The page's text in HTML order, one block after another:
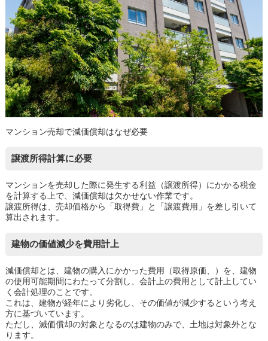
マンション売却で減価償却はなぜ必要
譲渡所得計算に必要
マンションを売却した際に発生する利益（譲渡所得）にかかる税金
を計算する上で、減価償却は欠かせない作業です。
譲渡所得は、売却価格から「取得費」と「譲渡費用」を差し引いて
算出されます。
建物の価値減少を費用計上
減価償却とは、建物の購入にかかった費用（取得原価、）を、建物
の使用可能期間にわたって分割し、会計上の費用として計上してい
く会計処理のことです。
これは、建物が経年により劣化し、その価値が減少するという考え
方に基づいています。
ただし、減価償却の対象となるのは建物のみで、土地は対象外とな
ります。